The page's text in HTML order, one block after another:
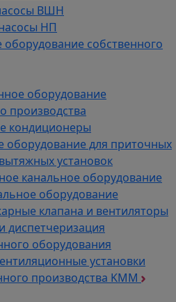
ВШН
НП
собственного
оборудование
производства
кондиционеры
оборудование для приточных
установок
канальное оборудование
оборудование
клапана и вентиляторы
диспетчеризация
оборудования
установки
производства KMM